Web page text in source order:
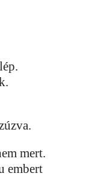
mert.
embert